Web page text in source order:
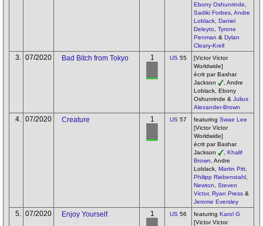
Ebony Oshunrinde
Sadiki Forbes Andre
Loblack Daniel
Deleyto
Tyrone
Penman & Dylan
Cleary-Krell
3. 07/2020 Bad Bitch from Tokyo 1 US 55
[Victor Victor
Worldwide]
écrit par Bashar
Jackson
, Andre
Loblack, Ebony
Oshunrinde & Julius
Alexander-Brown
4. 07/2020 Creature 1 US 57 featuring Swae Lee
[Victor Victor
Worldwide]
écrit par Bashar
Jackson
Khalif
Brown , Andre
Loblack, Martin Pitt
Philipp Riebenstahl
Newton
Steven
Victor, Ryan Press &
Jerome Eversley
5. 07/2020 Enjoy Yourself 1 US 56 featuring Karol G
[Victor Victor